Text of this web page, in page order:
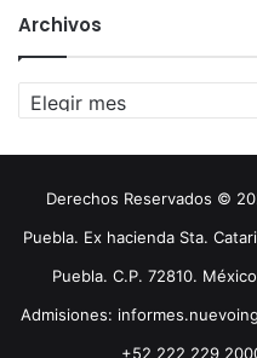
Archivos
Archivos
Derechos Reservados ©
Puebla. Ex hacienda Sta.
Puebla. C.P. 72810.
Admisiones:
+52 222 229